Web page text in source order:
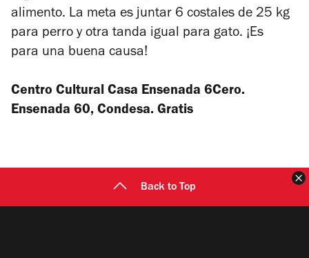
alimento. La meta es juntar 6 costales de 25 kg
para perro y otra tanda igual para gato. ¡Es
para una buena causa!
Centro Cultural Casa Ensenada 6Cero.
Ensenada 60, Condesa. Gratis
Back to Top